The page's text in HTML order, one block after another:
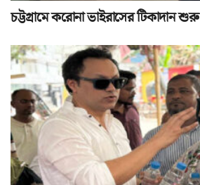
চট্টগ্রামে করোনা ভাইরাসের টিকাদান শুরু